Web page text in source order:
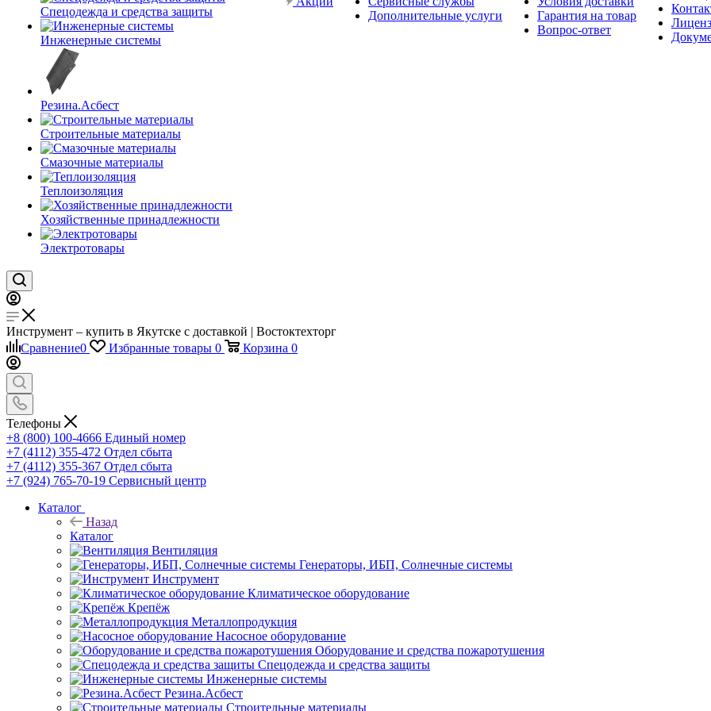
Спецодежда и средства защиты
Инженерные системы
Резина.Асбест
Строительные материалы
Смазочные материалы
Теплоизоляция
Хозяйственные принадлежности
Электротовары
Дополнительные услуги
Гарантия на товар
Вопрос-ответ
Инструмент – купить в Якутске с доставкой | Востоктехторг
Сравнение0 Избранные товары 0 Корзина 0
Телефоны
+8 (800) 100-4666 Единый номер
+7 (4112) 355-472 Отдел сбыта
+7 (4112) 355-367 Отдел сбыта
+7 (924) 765-70-19 Сервисный центр
Каталог
Назад
Каталог
Вентиляция
Генераторы, ИБП, Солнечные системы
Инструмент
Климатическое оборудование
Крепёж
Металлопродукция
Насосное оборудование
Оборудование и средства пожаротушения
Спецодежда и средства защиты
Инженерные системы
Резина.Асбест
Строительные материалы